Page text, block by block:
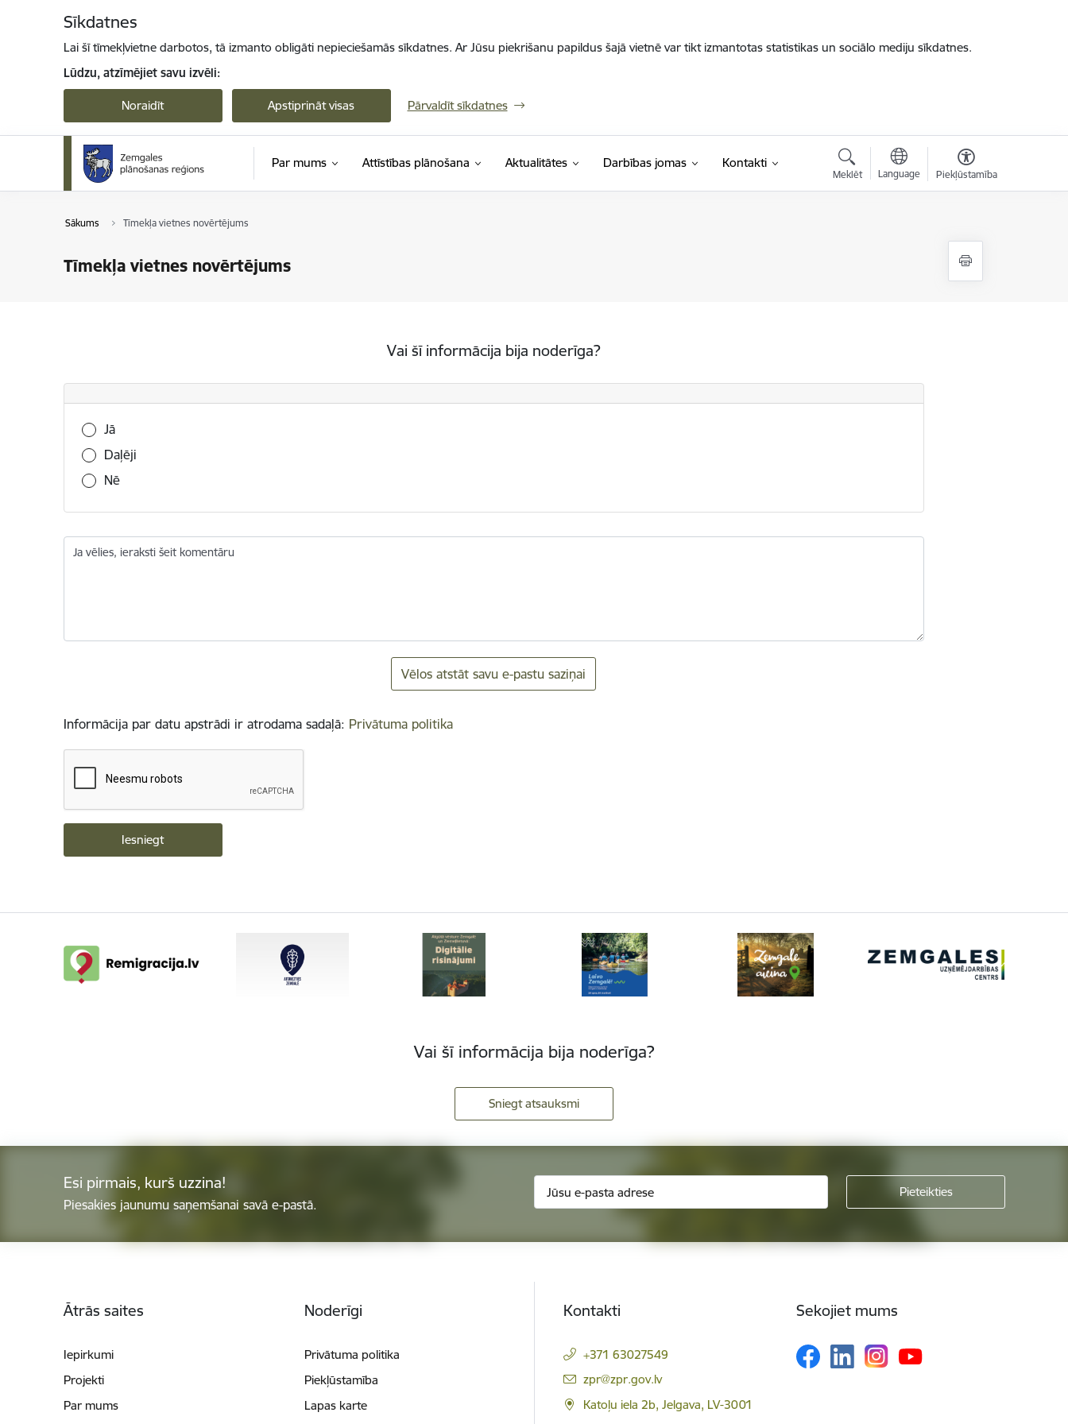
Sīkdatnes
Lai šī tīmekļvietne darbotos, tā izmanto obligāti nepieciešamās sīkdatnes. Ar Jūsu piekrišanu papildus šajā vietnē var tikt izmantotas statistikas un sociālo mediju sīkdatnes.
Lūdzu, atzīmējiet savu izvēli:
Noraidīt Apstiprināt visas Pārvaldīt sīkdatnes
Par mums Attīstības plānošana Aktualitātes Darbības jomas Kontakti
Meklēt Language Piekļūstamība
Sākums Tīmekļa vietnes novērtējums
Tīmekļa vietnes novērtējums
Vai šī informācija bija noderīga?
Vai šī informācija bija noderīga?
Jā
Daļēji
Nē
Ja vēlies, ieraksti šeit komentāru
Vēlos atstāt savu e-pastu saziņai
Informācija par datu apstrādi ir atrodama sadaļā: Privātuma politika
Vai šī informācija bija noderīga?
Sniegt atsauksmi
Esi pirmais, kurš uzzina!
Piesakies jaunumu saņemšanai savā e-pastā.
Ātrās saites
Iepirkumi
Projekti
Par mums
Noderīgi
Privātuma politika
Piekļūstamība
Lapas karte
Kontakti
+371 63027549
E-pasts:
zpr@zpr.gov.lv
Katoļu iela 2b, Jelgava, LV-3001
Sekojiet mums